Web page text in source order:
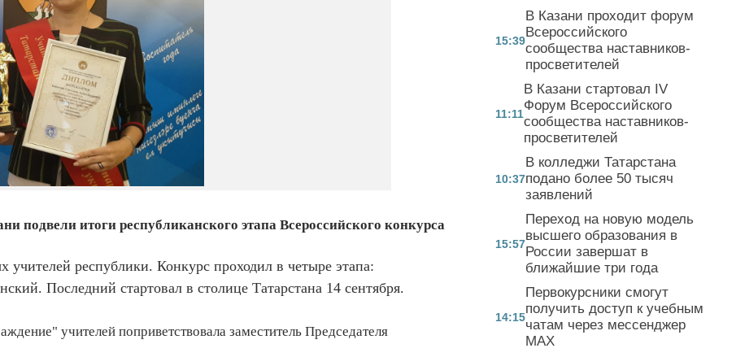
подвели итоги республиканского этапа Всероссийского конкурса
республики. Конкурс проходил в четыре этапа:
Последний стартовал в столице Татарстана 14 сентября.
учителей поприветствовала заместитель Председателя
15:39
В Казани проходит форум
Всероссийского
сообщества наставников-
просветителей
11:11
В Казани стартовал IV
Форум Всероссийского
сообщества наставников-
просветителей
10:37
В колледжи Татарстана
подано более 50 тысяч
заявлений
15:57
Переход на новую модель
высшего образования в
России завершат в
ближайшие три года
14:15
Первокурсники смогут
получить доступ к учебным
чатам через мессенджер
MAX